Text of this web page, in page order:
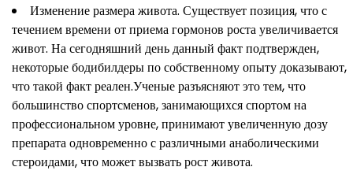
Изменение размера живота. Существует позиция, что с
течением времени от приема гормонов роста увеличивается
живот. На сегодняшний день данный факт подтвержден,
некоторые бодибилдеры по собственному опыту доказывают,
что такой факт реален.Ученые разъясняют это тем, что
большинство спортсменов, занимающихся спортом на
профессиональном уровне, принимают увеличенную дозу
препарата одновременно с различными анаболическими
стероидами, что может вызвать рост живота.